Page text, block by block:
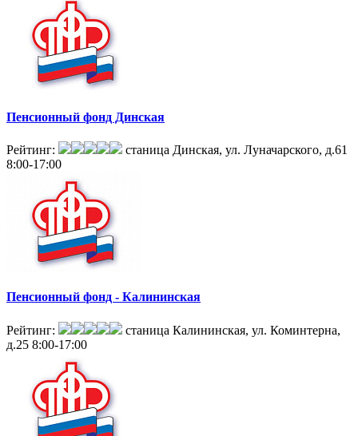
Пенсионный фонд Динская
Рейтинг:
станица Динская, ул. Луначарского, д.61
8:00-17:00
Пенсионный фонд - Калининская
Рейтинг:
станица Калининская, ул. Коминтерна,
д.25 8:00-17:00